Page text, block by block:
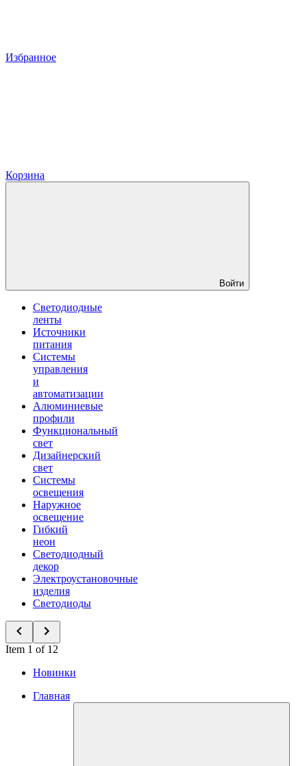
Избранное
Корзина
Войти
Светодиодные
ленты
Источники
питания
Системы
управления
и
автоматизации
Алюминиевые
профили
Функциональный
свет
Дизайнерский
свет
Системы
освещения
Наружное
освещение
Гибкий
неон
Светодиодный
декор
Электроустановочные
изделия
Светодиоды
Item 1 of 12
Новинки
Главная